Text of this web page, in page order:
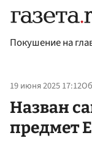
Покушение на
19 июня 2025 17:12
Назван
предмет